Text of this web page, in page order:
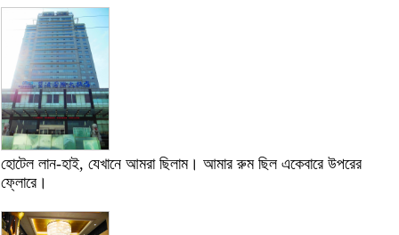
হোটেল লান-হাই, যেখানে আমরা ছিলাম। আমার রুম ছিল একেবারে উপরের
ফ্লোরে।